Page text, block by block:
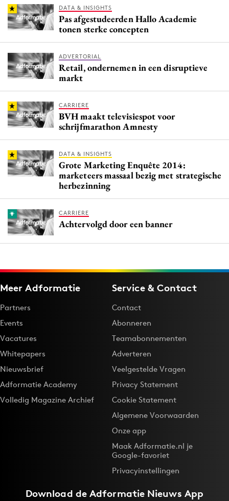
DATA & INSIGHTS
Pas afgestudeerden Hallo Academie
tonen sterke concepten
ADVERTORIAL
Retail, ondernemen in een disruptieve
markt
CARRIERE
BVH maakt televisiespot voor
schrijfmarathon Amnesty
DATA & INSIGHTS
Grote Marketing Enquête 2014:
marketeers massaal bezig met strategische
herbezinning
CARRIERE
Achtervolgd door een banner
Meer Adformatie
Partners
Events
Vacatures
Whitepapers
Nieuwsbrief
Adformatie Academy
Volledig Magazine Archief
Service & Contact
Contact
Abonneren
Teamabonnementen
Adverteren
Veelgestelde Vragen
Privacy Statement
Cookie Statement
Algemene Voorwaarden
Onze app
Maak Adformatie.nl je
Google-favoriet
Privacyinstellingen
Download deAdformatie Nieuws App